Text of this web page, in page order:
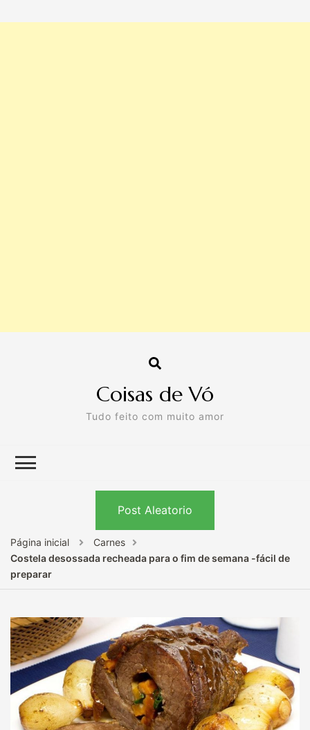
Coisas de Vó
Tudo feito com muito amor
Post Aleatorio
Página inicial
Carnes
Costela desossada recheada para o fim de semana -fácil de
preparar